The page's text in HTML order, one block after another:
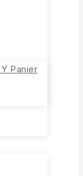
Panier